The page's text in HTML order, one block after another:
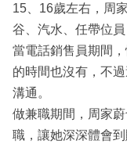
15、16歲左右，周
谷、汽水、任帶位
當電話銷售員期間
的時間也沒有，不
溝通。
做兼職期間，周家
職，讓她深深體會到